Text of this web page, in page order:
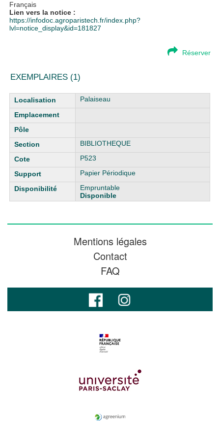
Français
Lien vers la notice :
https://infodoc.agroparistech.fr/index.php?
lvl=notice_display&id=181827
Réserver
EXEMPLAIRES (1)
Liste des exemplaires Palaiseau
BIBLIOTHEQUE
P523
Papier Périodique
Empruntable
Disponible
Mentions légales
Contact
FAQ